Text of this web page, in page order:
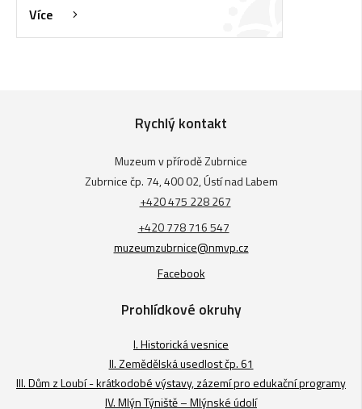
Více
Rychlý kontakt
Muzeum v přírodě Zubrnice
Zubrnice čp. 74, 400 02, Ústí nad Labem
+420 475 228 267
+420 778 716 547
muzeumzubrnice@nmvp.cz
Facebook
Prohlídkové okruhy
I. Historická vesnice
II. Zemědělská usedlost čp. 61
III. Dům z Loubí - krátkodobé výstavy, zázemí pro edukační programy
IV. Mlýn Týniště – Mlýnské údolí